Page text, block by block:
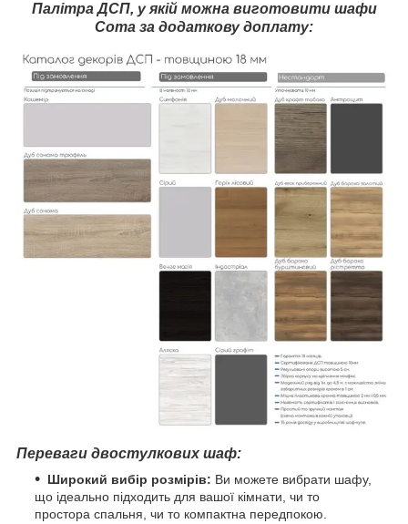
Палітра ДСП, у якій можна виготовити шафи
Сота за додаткову доплату:
Переваги двостулкових шаф:
Широкий вибір розмірів: Ви можете вибрати шафу,
що ідеально підходить для вашої кімнати, чи то
простора спальня, чи то компактна передпокою.